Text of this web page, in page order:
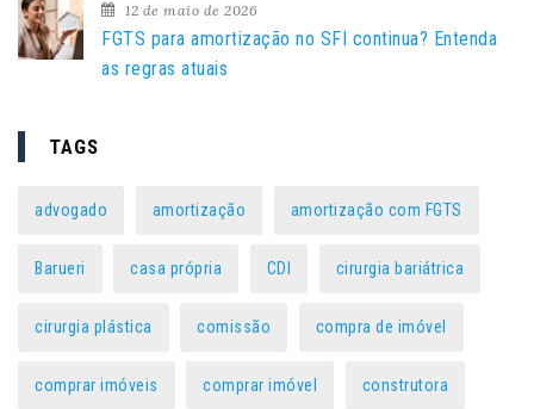
12 de maio de 2026
FGTS para amortização no SFI continua? Entenda
as regras atuais
TAGS
advogado amortização amortização com FGTS
Barueri casa própria CDI cirurgia bariátrica
cirurgia plástica comissão compra de imóvel
comprar imóveis comprar imóvel construtora